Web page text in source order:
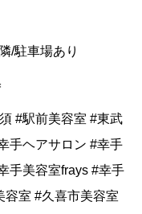
/駐車場あり
#駅前美容室 #東武
手ヘアサロン #幸手
手美容室frays #幸手
容室 #久喜市美容室